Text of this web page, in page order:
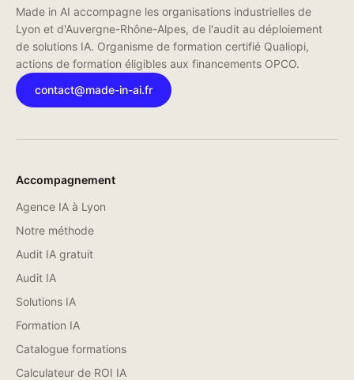
Made in AI accompagne les organisations industrielles de
Lyon et d'Auvergne-Rhône-Alpes, de l'audit au déploiement
de solutions IA. Organisme de formation certifié Qualiopi,
actions de formation éligibles aux financements OPCO.
contact@made-in-ai.fr
Accompagnement
Agence IA à Lyon
Notre méthode
Audit IA gratuit
Audit IA
Solutions IA
Formation IA
Catalogue formations
Calculateur de ROI IA